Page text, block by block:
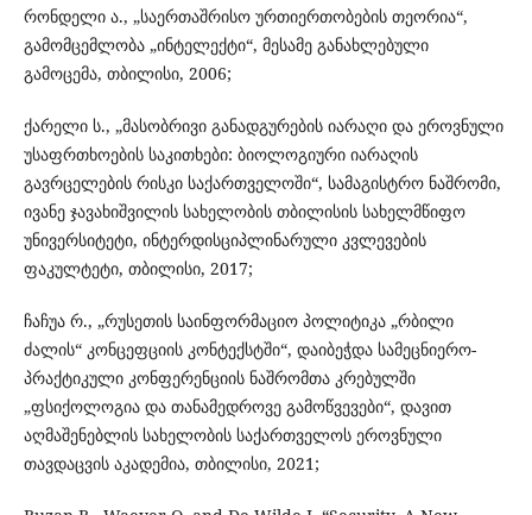
რონდელი ა., „საერთაშრისო ურთიერთობების თეორია“,
გამომცემლობა „ინტელექტი“, მესამე განახლებული
გამოცემა, თბილისი, 2006;
ქარელი ს., „მასობრივი განადგურების იარაღი და ეროვნული
უსაფრთხოების საკითხები: ბიოლოგიური იარაღის
გავრცელების რისკი საქართველოში“, სამაგისტრო ნაშრომი,
ივანე ჯავახიშვილის სახელობის თბილისის სახელმწიფო
უნივერსიტეტი, ინტერდისციპლინარული კვლევების
ფაკულტეტი, თბილისი, 2017;
ჩაჩუა რ., „რუსეთის საინფორმაციო პოლიტიკა „რბილი
ძალის“ კონცეფციის კონტექსტში“, დაიბეჭდა სამეცნიერო-
პრაქტიკული კონფერენციის ნაშრომთა კრებულში
„ფსიქოლოგია და თანამედროვე გამოწვევები“, დავით
აღმაშენებლის სახელობის საქართველოს ეროვნული
თავდაცვის აკადემია, თბილისი, 2021;